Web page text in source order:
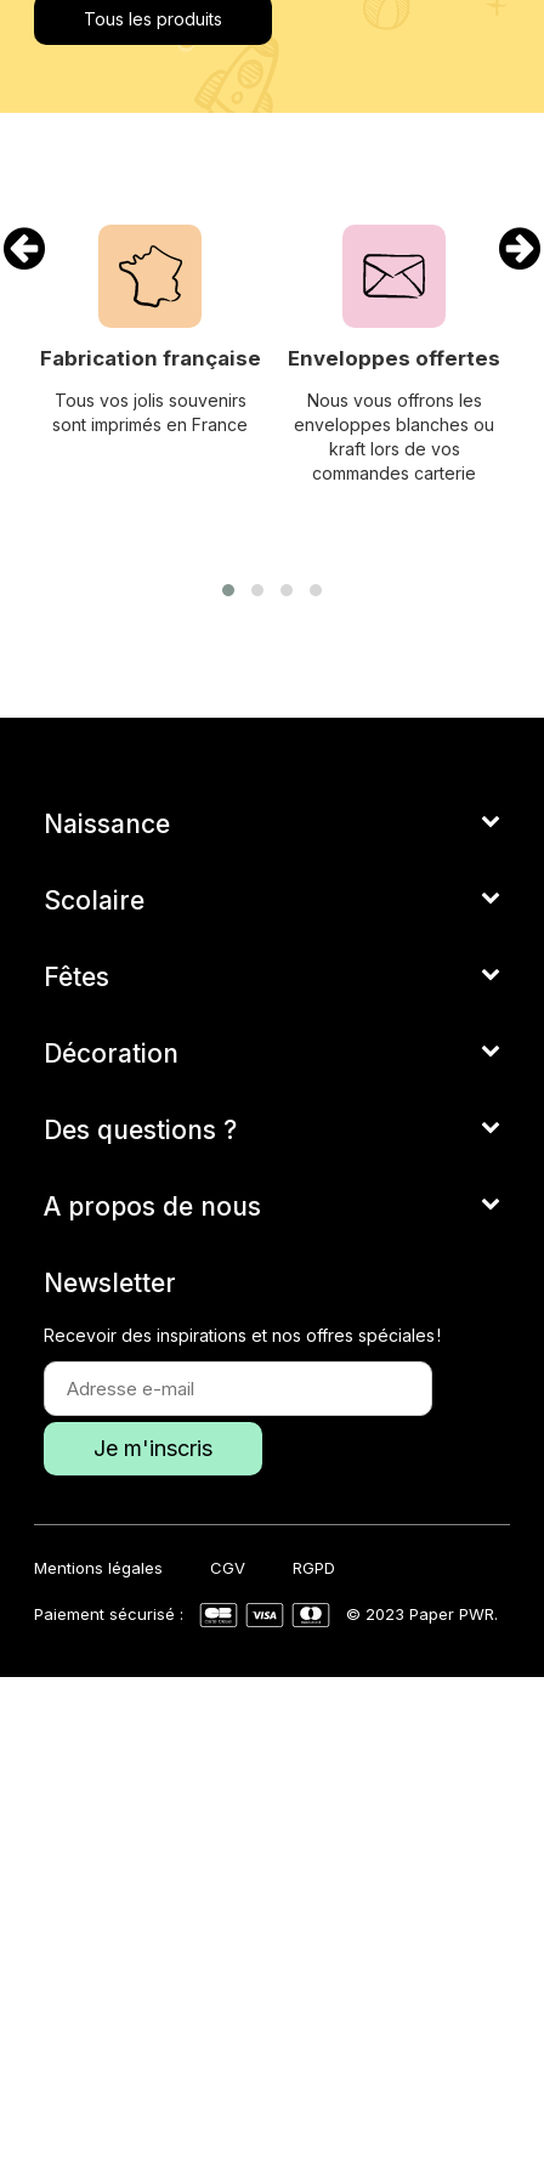
Tous les produits
Fabrication française
Tous vos jolis souvenirs
sont imprimés en France
Enveloppes offertes
Nous vous offrons les
enveloppes blanches ou
kraft lors de vos
commandes carterie
Naissance
Scolaire
Fêtes
Décoration
Des questions ?
A propos de nous
Newsletter
Recevoir des inspirations et nos offres spéciales !
Mentions légales CGV RGPD
Paiement sécurisé : © 2023 Paper PWR.